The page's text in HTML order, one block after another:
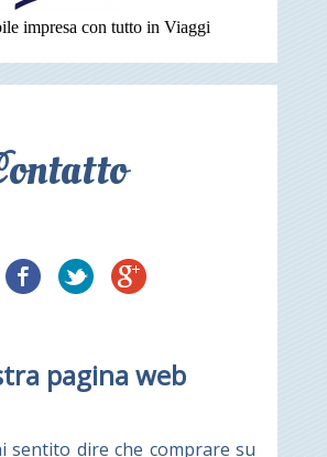
impresa con tutto in Viaggi
pagina web
sentito dire che comprare su